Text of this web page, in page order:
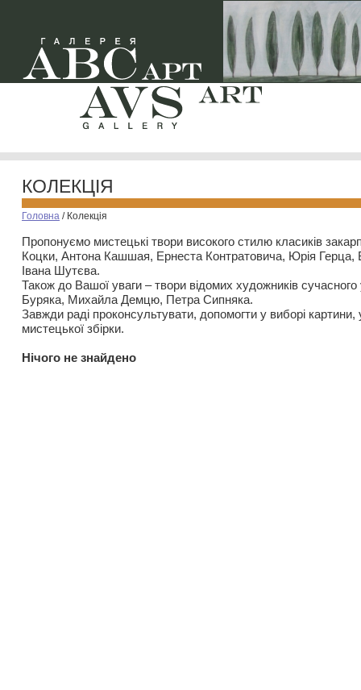
КОЛЕКЦІЯ
Головна / Колекція
Пропонуємо мистецькі твори високого стилю класиків
Коцки, Антона Кашшая, Ернеста Контратовича, Юрія
Івана Шутєва.
Також до Вашої уваги – твори відомих художників
Буряка, Михайла Демцю, Петра Сипняка.
Завжди раді проконсультувати, допомогти у виборі картини,
мистецької збірки.
Нiчого не знайдено